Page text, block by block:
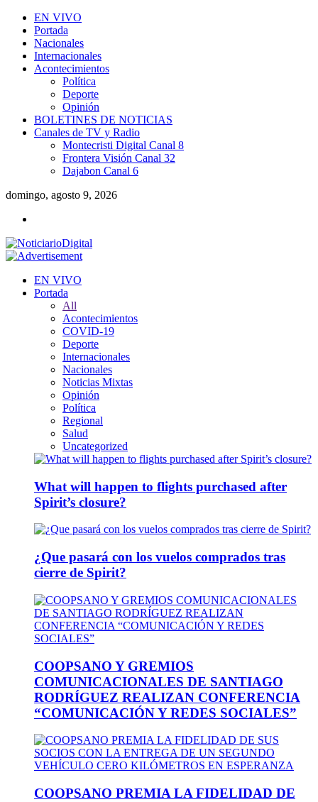
EN VIVO
Portada
Nacionales
Internacionales
Acontecimientos
Política
Deporte
Opinión
BOLETINES DE NOTICIAS
Canales de TV y Radio
Montecristi Digital Canal 8
Frontera Visión Canal 32
Dajabon Canal 6
domingo, agosto 9, 2026
EN VIVO
Portada
All
Acontecimientos
COVID-19
Deporte
Internacionales
Nacionales
Noticias Mixtas
Opinión
Política
Regional
Salud
Uncategorized
What will happen to flights purchased after
Spirit’s closure?
¿Que pasará con los vuelos comprados tras
cierre de Spirit?
COOPSANO Y GREMIOS
COMUNICACIONALES DE SANTIAGO
RODRÍGUEZ REALIZAN CONFERENCIA
“COMUNICACIÓN Y REDES SOCIALES”
COOPSANO PREMIA LA FIDELIDAD DE